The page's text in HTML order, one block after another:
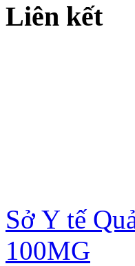
Liên kết
Sở Y tế
100MG